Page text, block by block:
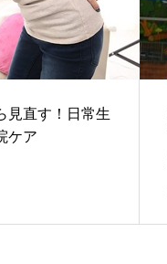
見直す！日常生
ケア